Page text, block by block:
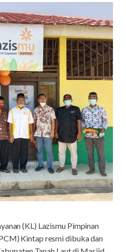
(KL) Lazismu Pimpinan
Kintap resmi dibuka dan